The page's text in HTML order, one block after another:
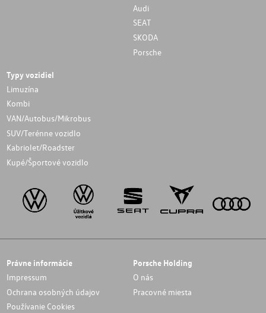
Audi
SEAT
SKODA
Porsche
Typy vozidiel
Limuzína
Kombi
VAN/Autobus/Mikrobus
SUV/Terénne vozidlo
Kabriolet/Roadster
Kupé/Športové vozidlo
Právne informácie
Impressum
Ochrana osobných údajov
Používanie Cookies
Porsche Holding
O nás
Pracovné miesta